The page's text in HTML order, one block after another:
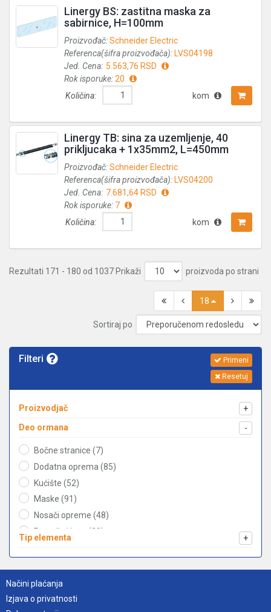
Linergy BS: zastitna maska za
sabirnice, H=100mm
Proizvođač:Schneider Electric
Referenca(šifra proizvođača): LVS04198
Jed. Cena: 5.563,76 RSD
Rok isporuke:20
Količina:
kom
Linergy TB: sina za uzemljenje, 40
prikljucaka + 1x35mm2, L=450mm
Proizvođač:Schneider Electric
Referenca(šifra proizvođača): LVS04200
Jed. Cena: 7.681,64 RSD
Rok isporuke: 7
Količina:
kom
Rezultati 171 - 180 od 1037 Prikaži proizvoda po strani
18
Sortiraj po
Filteri
Primeni
Resetuj
Proizvodjač
+
Deo ormana
-
Bočne stranice (7)
Dodatna oprema (85)
Kućište (52)
Maske (91)
Nosači opreme (48)
Postolje i krov (20)
Svetiljke (2)
Vrata (50)
Tip elementa +
Načini plaćanja
Izjava o privatnosti